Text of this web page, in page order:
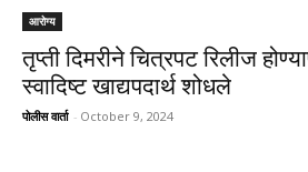
आरोग्य
तृप्ती दिमरीने चित्रपट रिलीज
स्वादिष्ट खाद्यपदार्थ शोधले
पोलीस वार्ता - October 9, 2024